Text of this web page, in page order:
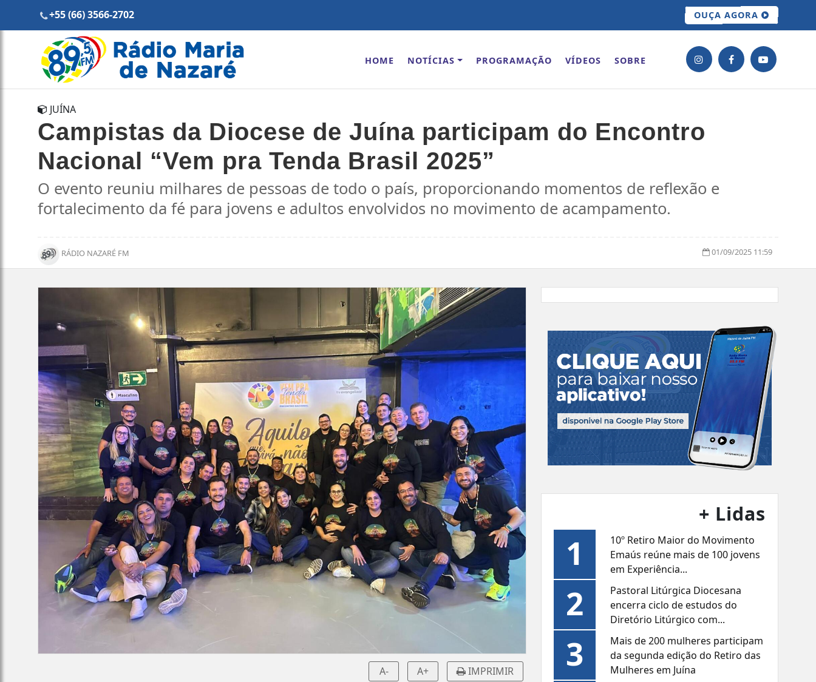
+55 (66) 3566-2702 OUÇA AGORA
HOME NOTÍCIAS PROGRAMAÇÃO VÍDEOS SOBRE
JUÍNA
Campistas da Diocese de Juína participam do Encontro
Nacional “Vem pra Tenda Brasil 2025”
O evento reuniu milhares de pessoas de todo o país, proporcionando momentos de reflexão e
fortalecimento da fé para jovens e adultos envolvidos no movimento de acampamento.
RÁDIO NAZARÉ FM 01/09/2025 11:59
A- A+ IMPRIMIR
+ Lidas
1
10º Retiro Maior do Movimento
Emaús reúne mais de 100 jovens
em Experiência...
2
Pastoral Litúrgica Diocesana
encerra ciclo de estudos do
Diretório Litúrgico com...
3
Mais de 200 mulheres participam
da segunda edição do Retiro das
Mulheres em Juína